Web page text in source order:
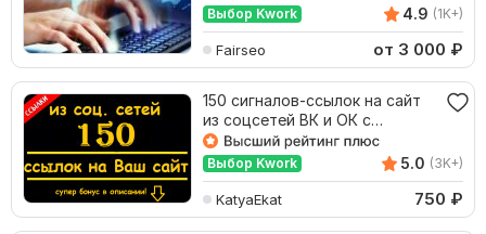
Выбор Kwork 4.9 (1K+)
Fairseo от 3 000 ₽
150 сигналов-ссылок на сайт
из соцсетей ВК и ОК с
текстом и хэштегами
Выбор Kwork 5.0 (3K+)
KatyaEkat 750 ₽